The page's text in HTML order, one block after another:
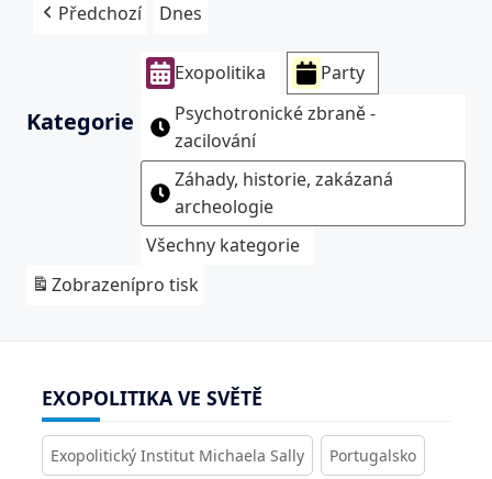
Předchozí
Dnes
Kategorie
Exopolitika
Party
Psychotronické zbraně -
zacilování
Záhady, historie, zakázaná
archeologie
Všechny kategorie
Zobrazenípro tisk
EXOPOLITIKA VE SVĚTĚ
Exopolitický Institut Michaela Sally Portugalsko